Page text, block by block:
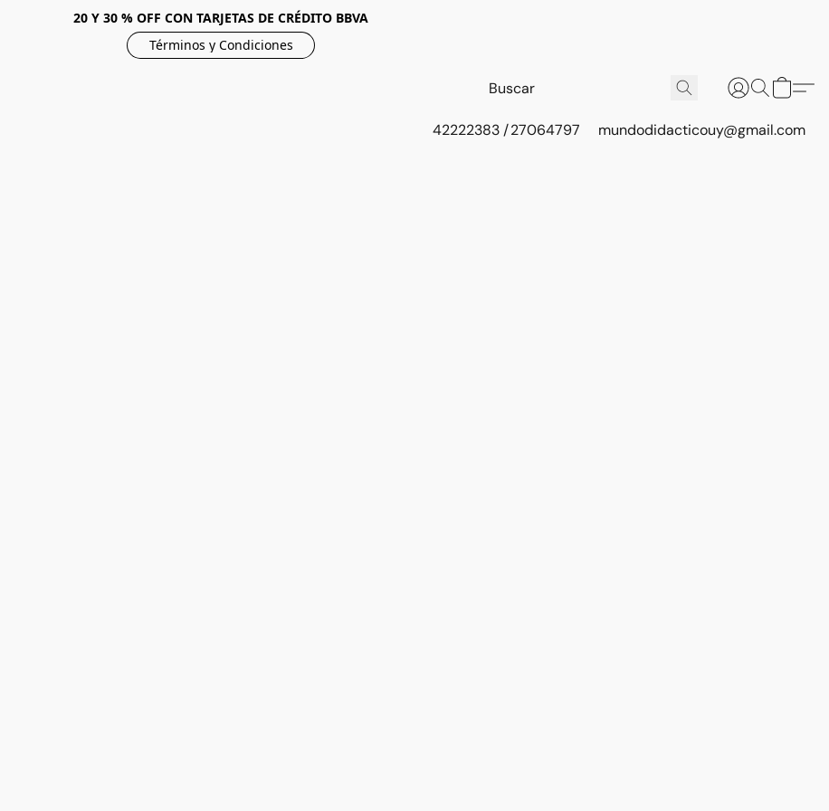
20 Y 30 % OFF CON TARJETAS DE CRÉDITO BBVA
Términos y Condiciones
42222383 / 27064797 mundodidacticouy@gmail.com